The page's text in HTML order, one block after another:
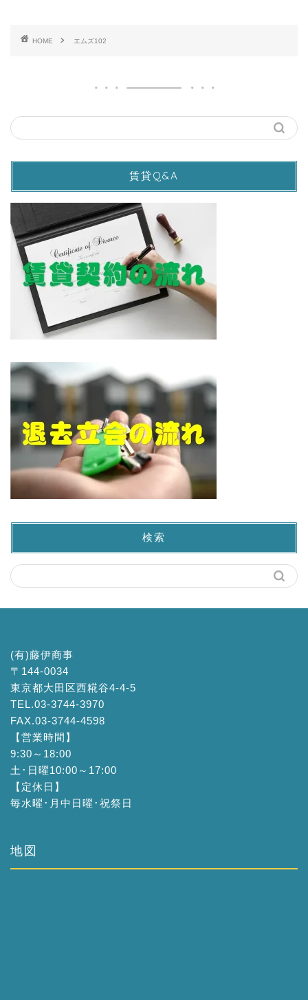
HOME エムズ102
賃貸Q&A
検索
(有)藤伊商事
〒144-0034
東京都大田区西糀谷4-4-5
TEL.03-3744-3970
FAX.03-3744-4598
【営業時間】
9:30～18:00
土･日曜10:00～17:00
【定休日】
毎水曜･月中日曜･祝祭日
地図